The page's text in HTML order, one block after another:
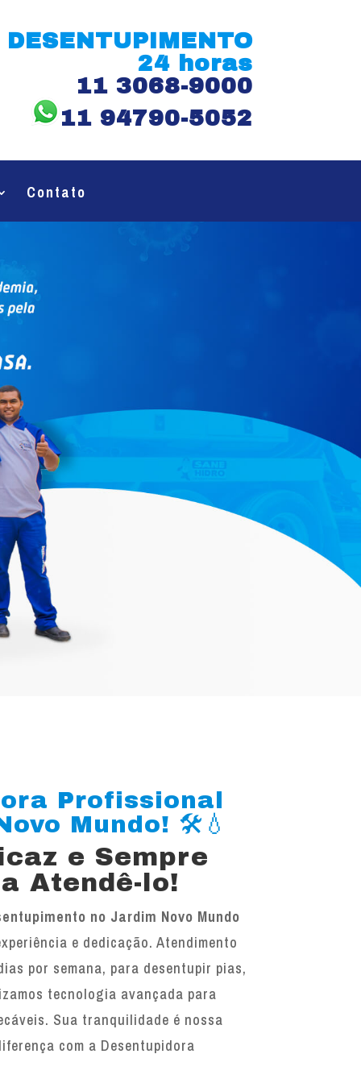
DESENTUPIMENTO
24 horas
11 3068-9000
11 94790-5052
Contato
Profissional
Mundo! 🛠️💧
e Sempre
Atendê-lo!
no Jardim Novo Mundo
e dedicação. Atendimento
por semana, para desentupir pias,
tecnologia avançada para
Sua tranquilidade é nossa
com a Desentupidora